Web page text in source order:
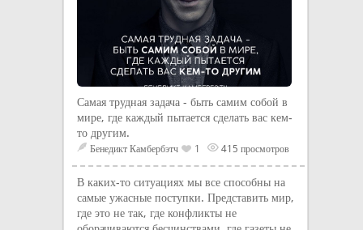
Самая трудная задача - быть самим собой в
мире, где каждый пытается сделать вас кем-
то другим.
Бенедикт Камбербэтч 1 415 просмотров
В каких-то ситуациях мы все способны на
самые ужасные поступки. Представить мир,
где это не так, где конфликты не